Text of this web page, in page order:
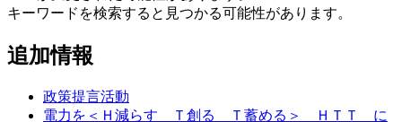
キーワードを検索すると見つかる可能性があります。
追加情報
政策提言活動
電力を＜Ｈ減らす Ｔ創る Ｔ蓄める＞ ＨＴＴ に